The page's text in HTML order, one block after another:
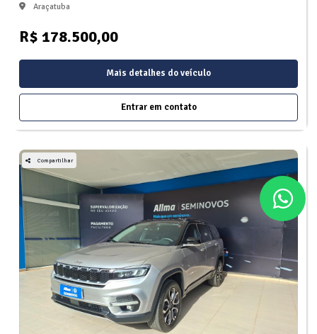
Araçatuba
R$ 178.500,00
Mais detalhes do veículo
Entrar em contato
Compartilhar